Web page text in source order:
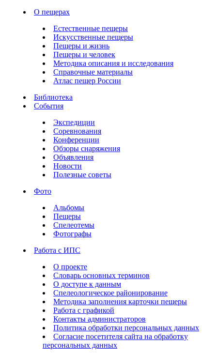
О пещерах
Естественные пещеры
Искусственные пещеры
Пещеры и жизнь
Пещеры и человек
Методика описания и исследования
Справочные материалы
Атлас пещер России
Библиотека
События
Экспедиции
Соревнования
Конференции
Обзоры снаряжения
Объявления
Новости
Полезные советы
Фото
Альбомы
Пещеры
Спелеотемы
Фотографы
Работа с ИПС
О проекте
Словарь основных терминов
О доступе к данным
Спелеологическое районирование
Методика заполнения карточки пещеры
Работа с графикой
Контакты администраторов
Политика обработки персональных данных
Согласие посетителя сайта на обработку
персональных данных